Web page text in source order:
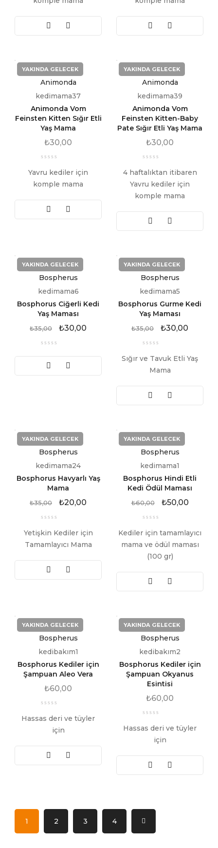
YAKINDA GELECEK
Animonda
kedimama37
Animonda Vom
Feinsten Kitten Sığır Etli
Yaş Mama
₺30,00
Yavru kediler için
komple mama
YAKINDA GELECEK
Animonda
kedimama39
Animonda Vom
Feinsten Kitten-Baby
Pate Sığır Etli Yaş Mama
₺30,00
4 haftalıktan itibaren
Yavru kediler için
komple mama
YAKINDA GELECEK
Bospherus
kedimama6
Bosphorus Ciğerli Kedi
Yaş Maması
₺35,00 ₺30,00
YAKINDA GELECEK
Bospherus
kedimama5
Bosphorus Gurme Kedi
Yaş Maması
₺35,00 ₺30,00
Sığır ve Tavuk Etli Yaş
Mama
YAKINDA GELECEK
Bospherus
kedimama24
Bosphorus Havyarlı Yaş
Mama
₺35,00 ₺20,00
Yetişkin Kediler için
Tamamlayıcı Mama
YAKINDA GELECEK
Bospherus
kedimama1
Bosphorus Hindi Etli
Kedi Ödül Maması
₺60,00 ₺50,00
Kediler için tamamlayıcı
mama ve ödül maması
(100 gr)
YAKINDA GELECEK
Bospherus
kedibakım1
Bosphorus Kediler için
Şampuan Aleo Vera
₺60,00
Hassas deri ve tüyler
için
YAKINDA GELECEK
Bospherus
kedibakım2
Bosphorus Kediler için
Şampuan Okyanus
Esintisi
₺60,00
Hassas deri ve tüyler
için
1 2 3 4